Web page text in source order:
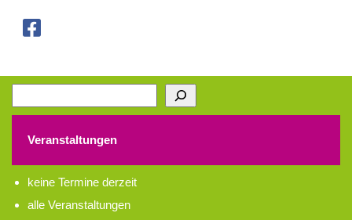
Veranstaltungen
keine Termine derzeit
alle Veranstaltungen